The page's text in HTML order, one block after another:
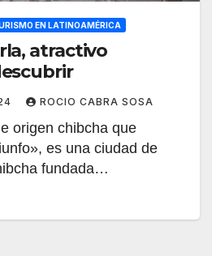
EN LATINOAMÉRICA
atractivo
ROCIO CABRA SOSA
origen chibcha que
es una ciudad de
fundada…